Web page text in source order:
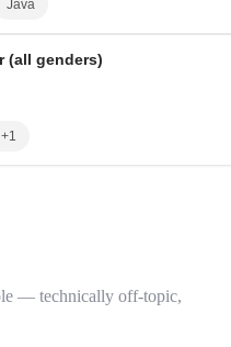
Java
(all genders)
+1
— technically off-topic,